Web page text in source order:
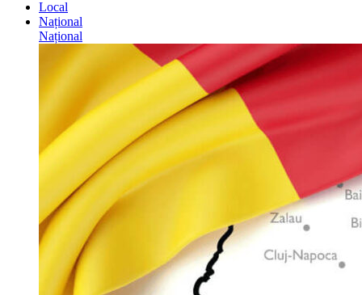
Local
Național
Național